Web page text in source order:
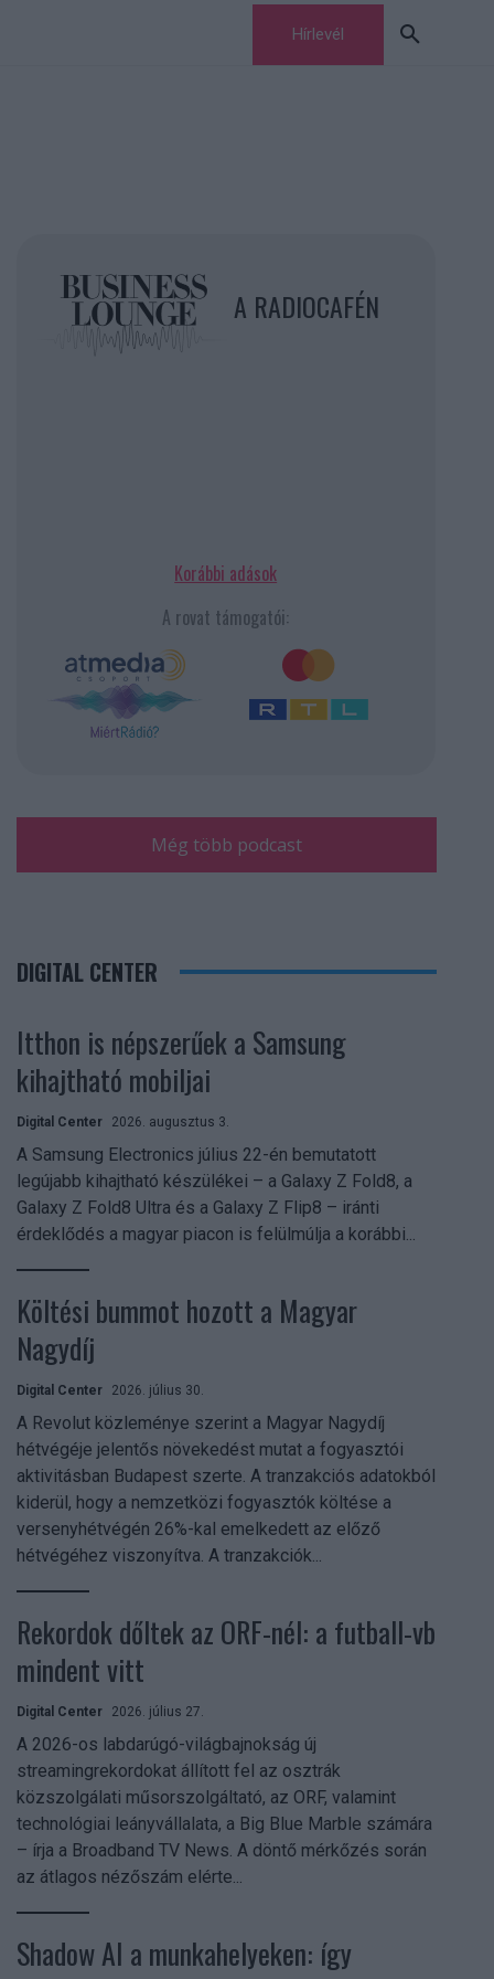
Hírlevél
A RADIOCAFÉN
Korábbi adások
A rovat támogatói:
Még több podcast
DIGITAL CENTER
Itthon is népszerűek a Samsung
kihajtható mobiljai
Digital Center 2026. augusztus 3.
A Samsung Electronics július 22-én bemutatott
legújabb kihajtható készülékei – a Galaxy Z Fold8, a
Galaxy Z Fold8 Ultra és a Galaxy Z Flip8 – iránti
érdeklődés a magyar piacon is felülmúlja a korábbi...
Költési bummot hozott a Magyar
Nagydíj
Digital Center 2026. július 30.
A Revolut közleménye szerint a Magyar Nagydíj
hétvégéje jelentős növekedést mutat a fogyasztói
aktivitásban Budapest szerte. A tranzakciós adatokból
kiderül, hogy a nemzetközi fogyasztók költése a
versenyhétvégén 26%-kal emelkedett az előző
hétvégéhez viszonyítva. A tranzakciók...
Rekordok dőltek az ORF-nél: a futball-vb
mindent vitt
Digital Center 2026. július 27.
A 2026-os labdarúgó-világbajnokság új
streamingrekordokat állított fel az osztrák
közszolgálati műsorszolgáltató, az ORF, valamint
technológiai leányvállalata, a Big Blue Marble számára
– írja a Broadband TV News. A döntő mérkőzés során
az átlagos nézőszám elérte...
Shadow AI a munkahelyeken: így